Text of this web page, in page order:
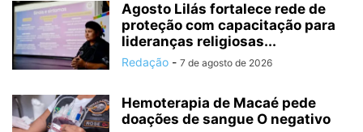
Agosto Lilás fortalece rede de
proteção com capacitação para
lideranças religiosas...
Redação - 7 de agosto de 2026
Hemoterapia de Macaé pede
doações de sangue O negativo